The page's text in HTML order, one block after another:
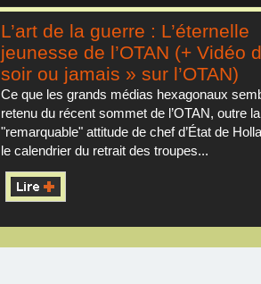
L’art de la guerre : L’éternelle
jeunesse de l’OTAN (+ Vidéo
soir ou jamais » sur l’OTAN)
Ce que les grands médias hexagonaux
retenu du récent sommet de l’OTAN, outre la
"remarquable" attitude de chef d’État de
le calendrier du retrait des troupes...